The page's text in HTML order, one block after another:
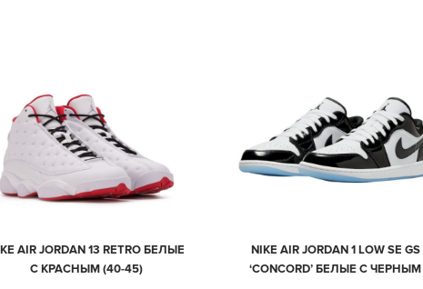
AIR JORDAN 13 RETRO БЕЛЫЕ
С КРАСНЫМ (40-45)
NIKE AIR JORDAN 1 LOW SE GS
‘CONCORD’ БЕЛЫЕ С ЧЕРНЫМ